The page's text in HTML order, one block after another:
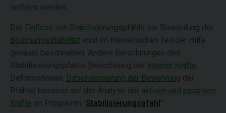
entfernt werden.
Der Einfluss von Stabilisierungspfähle zur Beurteilung der
Böschungsstabilität wird im theoretischen Teil der Hilfe
genauer beschrieben. Andere Berechnungen des
Stabilisierungspfahls (Berechnung der inneren Kräfte,
Deformationen, Dimensionierung der Bewehrung der
Pfähle) basieren auf der Analyse der aktiven und passiven
Kräfte im Programm "Stabilisierungspfahl".